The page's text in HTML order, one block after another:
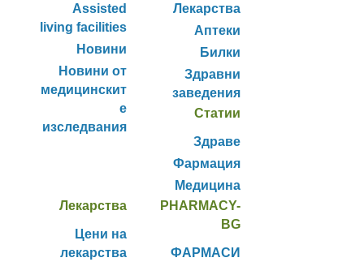
Assisted
living facilities
Новини
Новини от
медицинскит
е
изследвания
Лекарства
Аптеки
Билки
Здравни
заведения
Статии
Здраве
Фармация
Медицина
Лекарства
Цени на
лекарства
PHARMACY-
BG
ФАРМАСИ